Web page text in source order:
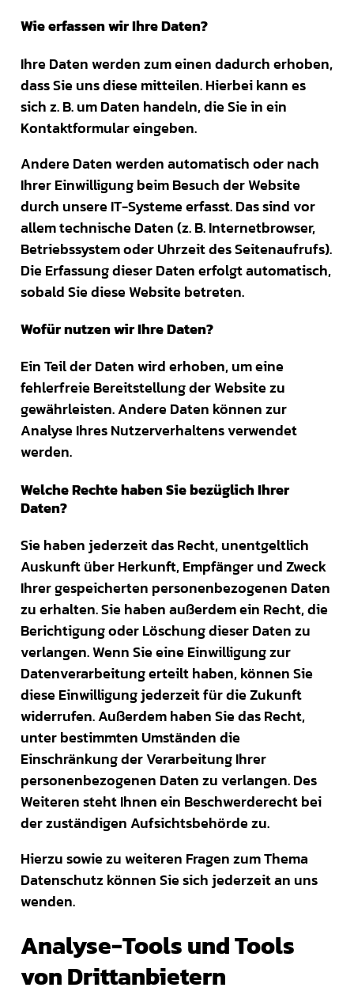
Wie erfassen wir Ihre Daten?
Ihre Daten werden zum einen dadurch erhoben,
dass Sie uns diese mitteilen. Hierbei kann es
sich z. B. um Daten handeln, die Sie in ein
Kontaktformular eingeben.
Andere Daten werden automatisch oder nach
Ihrer Einwilligung beim Besuch der Website
durch unsere IT-Systeme erfasst. Das sind vor
allem technische Daten (z. B. Internetbrowser,
Betriebssystem oder Uhrzeit des Seitenaufrufs).
Die Erfassung dieser Daten erfolgt automatisch,
sobald Sie diese Website betreten.
Wofür nutzen wir Ihre Daten?
Ein Teil der Daten wird erhoben, um eine
fehlerfreie Bereitstellung der Website zu
gewährleisten. Andere Daten können zur
Analyse Ihres Nutzerverhaltens verwendet
werden.
Welche Rechte haben Sie bezüglich Ihrer
Daten?
Sie haben jederzeit das Recht, unentgeltlich
Auskunft über Herkunft, Empfänger und Zweck
Ihrer gespeicherten personenbezogenen Daten
zu erhalten. Sie haben außerdem ein Recht, die
Berichtigung oder Löschung dieser Daten zu
verlangen. Wenn Sie eine Einwilligung zur
Datenverarbeitung erteilt haben, können Sie
diese Einwilligung jederzeit für die Zukunft
widerrufen. Außerdem haben Sie das Recht,
unter bestimmten Umständen die
Einschränkung der Verarbeitung Ihrer
personenbezogenen Daten zu verlangen. Des
Weiteren steht Ihnen ein Beschwerderecht bei
der zuständigen Aufsichtsbehörde zu.
Hierzu sowie zu weiteren Fragen zum Thema
Datenschutz können Sie sich jederzeit an uns
wenden.
Analyse-Tools und Tools
von Dritt­anbietern